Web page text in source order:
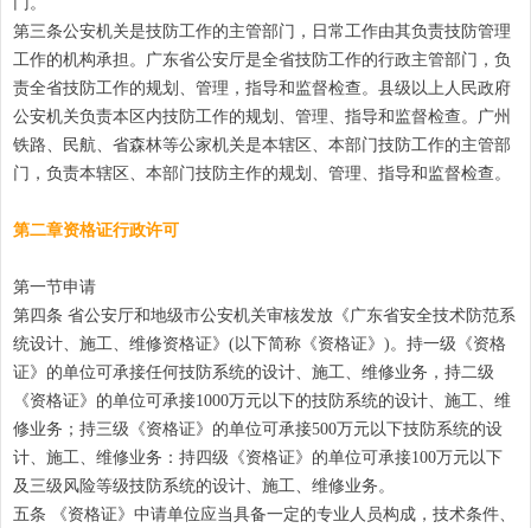
第三条公安机关是技防工作的主管部门，日常工作由其负责技防管理
工作的机构承担。广东省公安厅是全省技防工作的行政主管部门，负
责全省技防工作的规划、管理，指导和监督检查。县级以上人民政府
公安机关负责本区内技防工作的规划、管理、指导和监督检查。广州
铁路、民航、省森林等公家机关是本辖区、本部门技防工作的主管部
门，负责本辖区、本部门技防主作的规划、管理、指导和监督检查。
第二章资格证行政许可
第一节申请
第四条 省公安厅和地级市公安机关审核发放《广东省安全技术防范系
统设计、施工、维修资格证》(以下简称《资格证》)。持一级《资格
证》的单位可承接任何技防系统的设计、施工、维修业务，持二级
《资格证》的单位可承接1000万元以下的技防系统的设计、施工、维
修业务；持三级《资格证》的单位可承接500万元以下技防系统的设
计、施工、维修业务：持四级《资格证》的单位可承接100万元以下
及三级风险等级技防系统的设计、施工、维修业务。
五条 《资格证》中请单位应当具备一定的专业人员构成，技术条件、